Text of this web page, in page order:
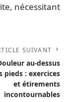
nécessitant
SUIVANT
au-dessus
pieds : exercices
et étirements
incontournables